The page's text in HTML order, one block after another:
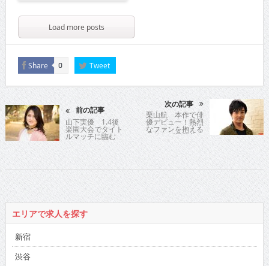
Load more posts
Share 0 Tweet
前の記事
山下実優 1.4後
楽園大会でタイト
ルマッチに臨む
次の記事
栗山航 本作で俳
優デビュー！熱烈
なファンを抱える
シリーズ最新作に
道外流牙役で主演
の映画が公開
エリアで求人を探す
新宿
渋谷